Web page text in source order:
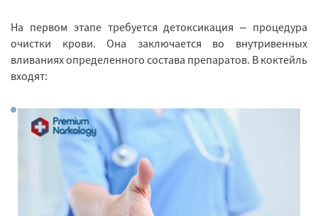
На первом этапе требуется детоксикация – процедура
очистки крови. Она заключается во внутривенных
вливаниях определенного состава препаратов. В коктейль
входят: